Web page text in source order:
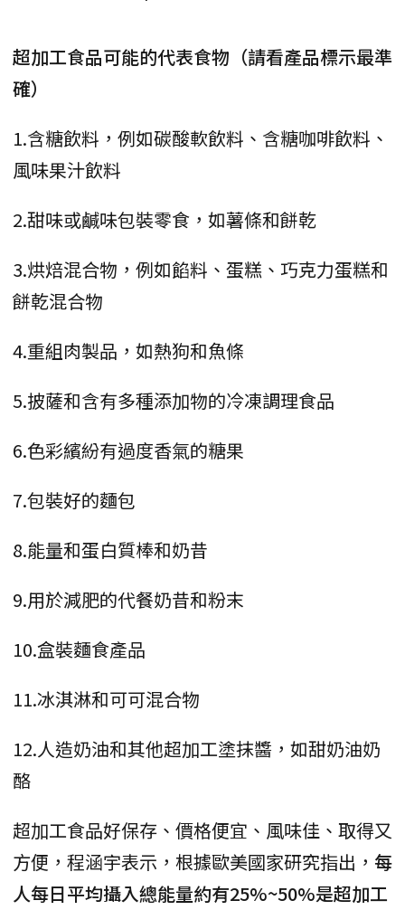
超加工食品可能的代表食物（請看產品標示最準
確）
1.含糖飲料，例如碳酸軟飲料、含糖咖啡飲料、
風味果汁飲料
2.甜味或鹹味包裝零食，如薯條和餅乾
3.烘焙混合物，例如餡料、蛋糕、巧克力蛋糕和
餅乾混合物
4.重組肉製品，如熱狗和魚條
5.披薩和含有多種添加物的冷凍調理食品
6.色彩繽紛有過度香氣的糖果
7.包裝好的麵包
8.能量和蛋白質棒和奶昔
9.用於減肥的代餐奶昔和粉末
10.盒裝麵食產品
11.冰淇淋和可可混合物
12.人造奶油和其他超加工塗抹醬，如甜奶油奶
酪
超加工食品好保存、價格便宜、風味佳、取得又
方便，程涵宇表示，根據歐美國家研究指出， 每
人每日平均攝入總能量約有25%~50%是超加工